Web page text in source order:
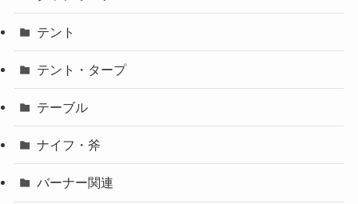
テント
テント・タープ
テーブル
ナイフ・斧
バーナー関連